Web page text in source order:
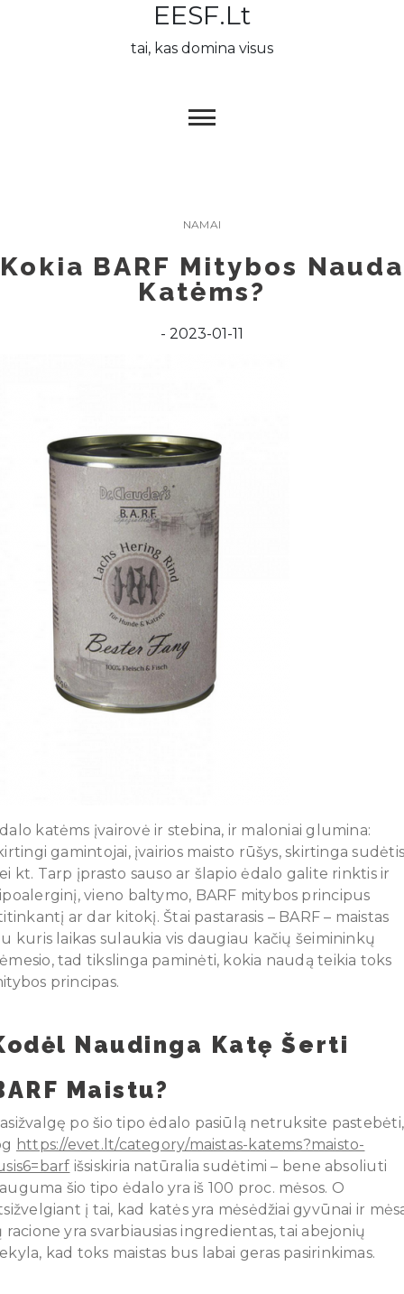
EESF.lt
tai, kas domina visus
NAMAI
Kokia BARF Mitybos Nauda
Katėms?
2023-01-11
katėms įvairovė ir stebina, ir maloniai glumina:
gamintojai, įvairios maisto rūšys, skirtinga sudėtis
kt. Tarp įprasto sauso ar šlapio ėdalo galite rinktis ir
vieno baltymo, BARF mitybos principus
ar dar kitokį. Štai pastarasis – BARF – maistas
kuris laikas sulaukia vis daugiau kačių šeimininkų
tad tikslinga paminėti, kokia naudą teikia toks
principas.
Naudinga Katę Šerti
Maistu?
po šio tipo ėdalo pasiūlą netruksite pastebėti,
https://evet.lt/category/maistas-katems?maisto-
išsiskiria natūralia sudėtimi – bene absoliuti
šio tipo ėdalo yra iš 100 proc. mėsos. O
į tai, kad katės yra mėsėdžiai gyvūnai ir
racione yra svarbiausias ingredientas, tai abejonių
kad toks maistas bus labai geras pasirinkimas.